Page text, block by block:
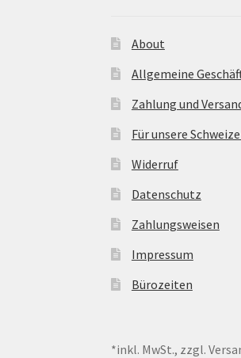
About
Allgemeine
Zahlung und
Für unsere
Widerruf
Datenschutz
Zahlungsweisen
Impressum
Bürozeiten
*inkl. MwSt., zzgl.